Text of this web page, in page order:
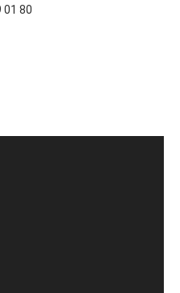
01 80